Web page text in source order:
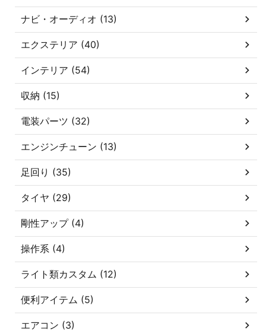
ナビ・オーディオ (13)
エクステリア (40)
インテリア (54)
収納 (15)
電装パーツ (32)
エンジンチューン (13)
足回り (35)
タイヤ (29)
剛性アップ (4)
操作系 (4)
ライト類カスタム (12)
便利アイテム (5)
エアコン (3)